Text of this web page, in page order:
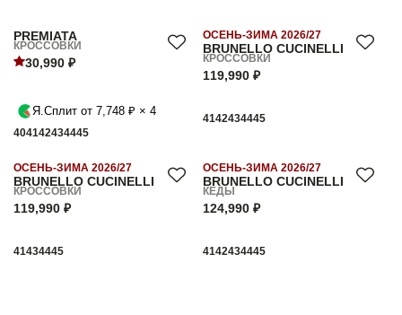
PREMIATA
КРОССОВКИ
30,990 ₽
Я.Сплит от 7,748 ₽ × 4
404142434445
BRUNELLO CUCINELLI
ОСЕНЬ-ЗИМА 2026/27
КРОССОВКИ
119,990 ₽
4142434445
BRUNELLO CUCINELLI
ОСЕНЬ-ЗИМА 2026/27
КРОССОВКИ
119,990 ₽
41434445
BRUNELLO CUCINELLI
ОСЕНЬ-ЗИМА 2026/27
КЕДЫ
124,990 ₽
4142434445